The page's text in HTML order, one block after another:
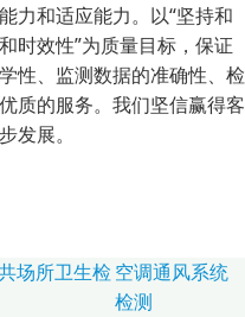
力和适应能力。以“坚持和
时效性”为质量目标，保证
性、监测数据的准确性、检
质的服务。我们坚信赢得客
发展。
场所卫生检 空调通风系统
检测